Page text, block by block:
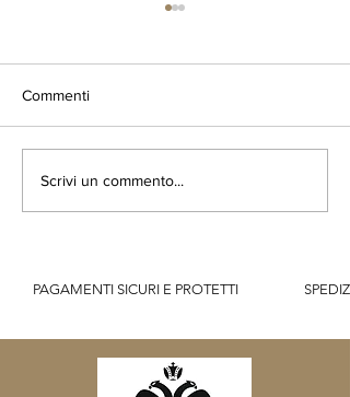
San Giorgio, patrono di
Commenti
Scrivi un commento...
PAGAMENTI SICURI E PROTETTI